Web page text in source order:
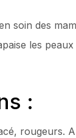
soin des
les
:
rougeurs.